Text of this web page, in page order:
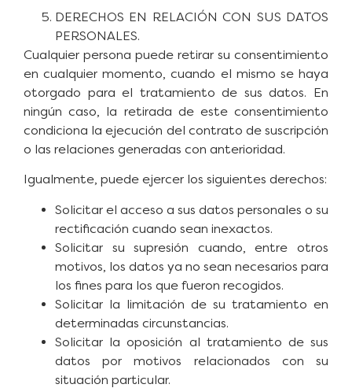
DERECHOS EN RELACIÓN CON SUS DATOS
PERSONALES.
Cualquier persona puede retirar su consentimiento
en cualquier momento, cuando el mismo se haya
otorgado para el tratamiento de sus datos. En
ningún caso, la retirada de este consentimiento
condiciona la ejecución del contrato de suscripción
o las relaciones generadas con anterioridad.
Igualmente, puede ejercer los siguientes derechos:
Solicitar el acceso a sus datos personales o su
rectificación cuando sean inexactos.
Solicitar su supresión cuando, entre otros
motivos, los datos ya no sean necesarios para
los fines para los que fueron recogidos.
Solicitar la limitación de su tratamiento en
determinadas circunstancias.
Solicitar la oposición al tratamiento de sus
datos por motivos relacionados con su
situación particular.